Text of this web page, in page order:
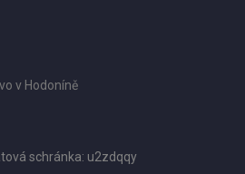
v Hodoníně
schránka: u2zdqqy